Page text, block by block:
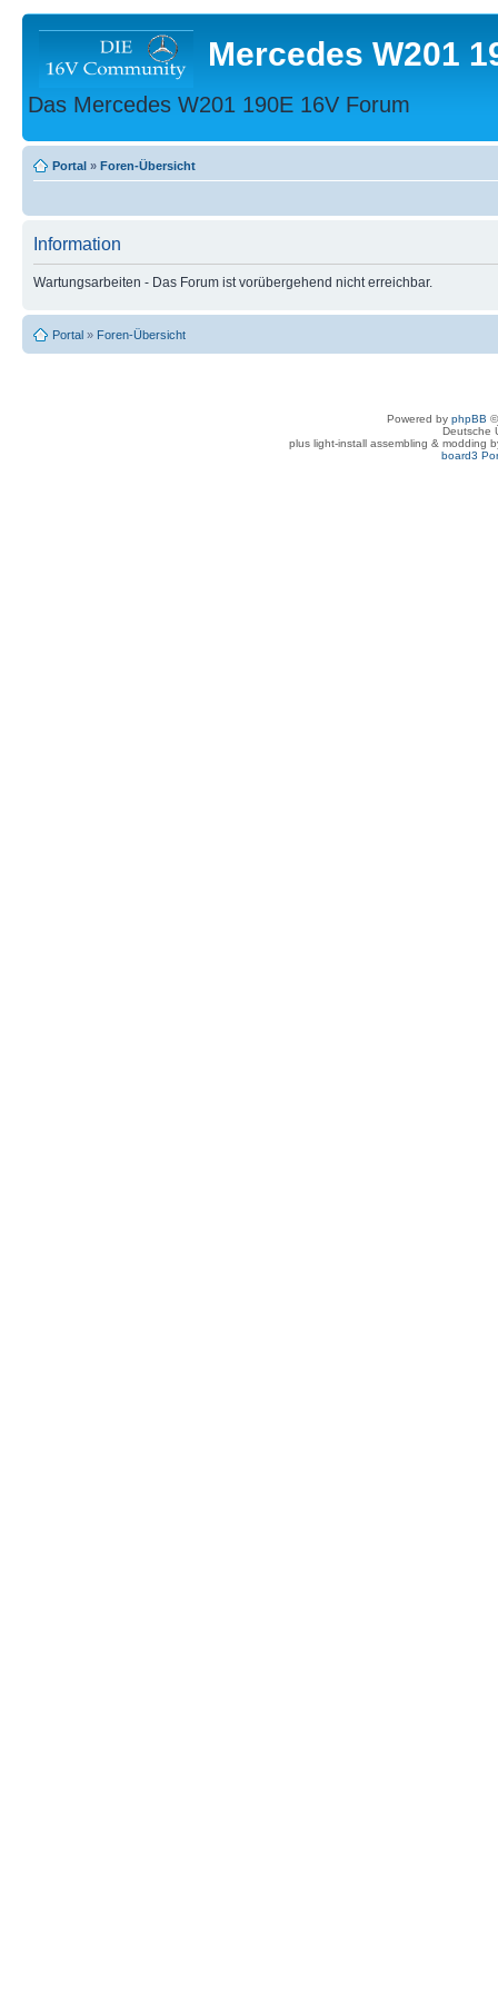
Mercedes W201
Das Mercedes W201 190E 16V Forum
Portal » Foren-Übersicht
Information
Wartungsarbeiten - Das Forum ist vorübergehend nicht erreichbar.
Portal » Foren-Übersicht
Powered by phpBB
Deutsche
plus light-install assembling & modding
board3